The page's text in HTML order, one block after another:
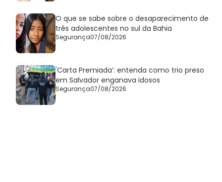
O que se sabe sobre o desaparecimento de
três adolescentes no sul da Bahia
Segurança07/08/2026
'Carta Premiada’: entenda como trio preso
em Salvador enganava idosos
Segurança07/08/2026